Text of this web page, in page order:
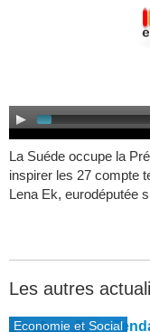
La Suéde occupe la
inspirer les 27 compte
Lena Ek, eurodéputée
Les autres
Economie et Social